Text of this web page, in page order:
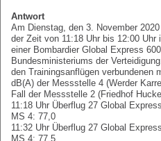
Antwort
Am Dienstag, den 3. November
der Zeit von 11:18 Uhr bis 12:00
einer Bombardier Global Express
Bundesministeriums der
den Trainingsanflügen verbundenen
dB(A) der Messstelle 4 (Werder
Fall der Messstelle 2 (Friedhof
11:18 Uhr Überflug 27 Global
MS 4: 77,0
11:32 Uhr Überflug 27 Global
MS 4: 77,5